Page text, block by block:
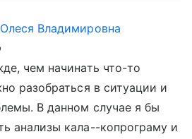
Владимировна
чем начинать что-то
разобраться в ситуации и
В данном случае я бы
анализы кала--копрограму и